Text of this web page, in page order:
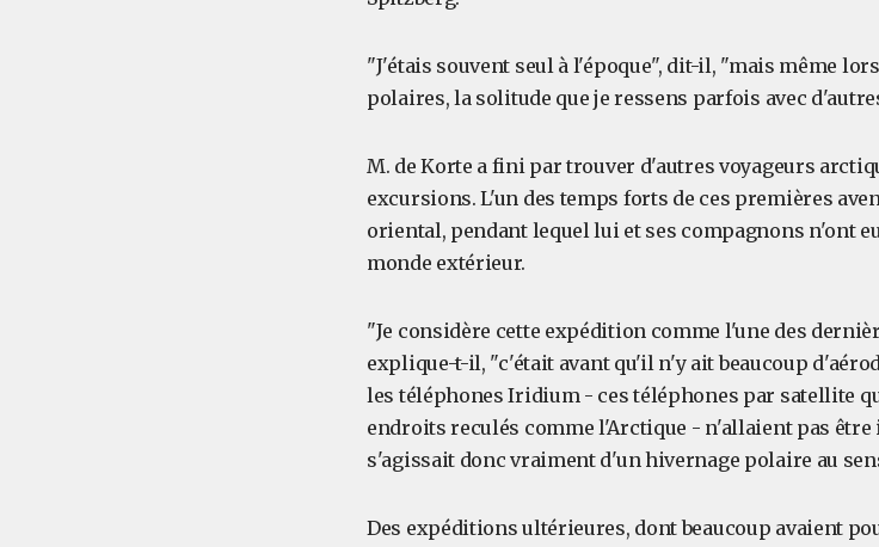
"J'étais souvent seul à l'époque", dit-il, "mais même
polaires, la solitude que je ressens parfois avec
M. de Korte a fini par trouver d'autres voyageurs
excursions. L'un des temps forts de ces premières
oriental, pendant lequel lui et ses compagnons n'ont
monde extérieur.
"Je considère cette expédition comme l'une des
explique-t-il, "c'était avant qu'il n'y ait beaucoup
les téléphones Iridium - ces téléphones par satellite
endroits reculés comme l'Arctique - n'allaient pas être
s'agissait donc vraiment d'un hivernage polaire au
Des expéditions ultérieures, dont beaucoup avaient